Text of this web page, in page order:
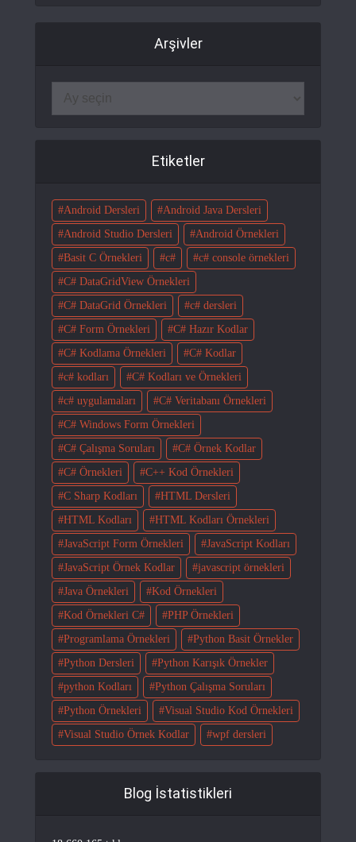
Arşivler
Etiketler
Android Dersleri
Android Java Dersleri
Android Studio Dersleri
Android Örnekleri
Basit C Örnekleri
c#
c# console örnekleri
C# DataGridView Örnekleri
C# DataGrid Örnekleri
c# dersleri
C# Form Örnekleri
C# Hazır Kodlar
C# Kodlama Örnekleri
C# Kodlar
c# kodları
C# Kodları ve Örnekleri
c# uygulamaları
C# Veritabanı Örnekleri
C# Windows Form Örnekleri
C# Çalışma Soruları
C# Örnek Kodlar
C# Örnekleri
C++ Kod Örnekleri
C Sharp Kodları
HTML Dersleri
HTML Kodları
HTML Kodları Örnekleri
JavaScript Form Örnekleri
JavaScript Kodları
JavaScript Örnek Kodlar
javascript örnekleri
Java Örnekleri
Kod Örnekleri
Kod Örnekleri C#
PHP Örnekleri
Programlama Örnekleri
Python Basit Örnekler
Python Dersleri
Python Karışık Örnekler
python Kodları
Python Çalışma Soruları
Python Örnekleri
Visual Studio Kod Örnekleri
Visual Studio Örnek Kodlar
wpf dersleri
Blog İstatistikleri